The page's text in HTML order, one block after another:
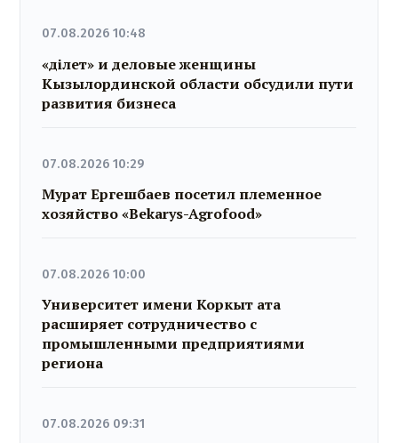
07.08.2026 10:48
«Әділет» и деловые женщины
Кызылординской области обсудили пути
развития бизнеса
07.08.2026 10:29
Мурат Ергешбаев посетил племенное
хозяйство «Bekarys-Agrofood»
07.08.2026 10:00
Университет имени Коркыт ата
расширяет сотрудничество с
промышленными предприятиями
региона
07.08.2026 09:31